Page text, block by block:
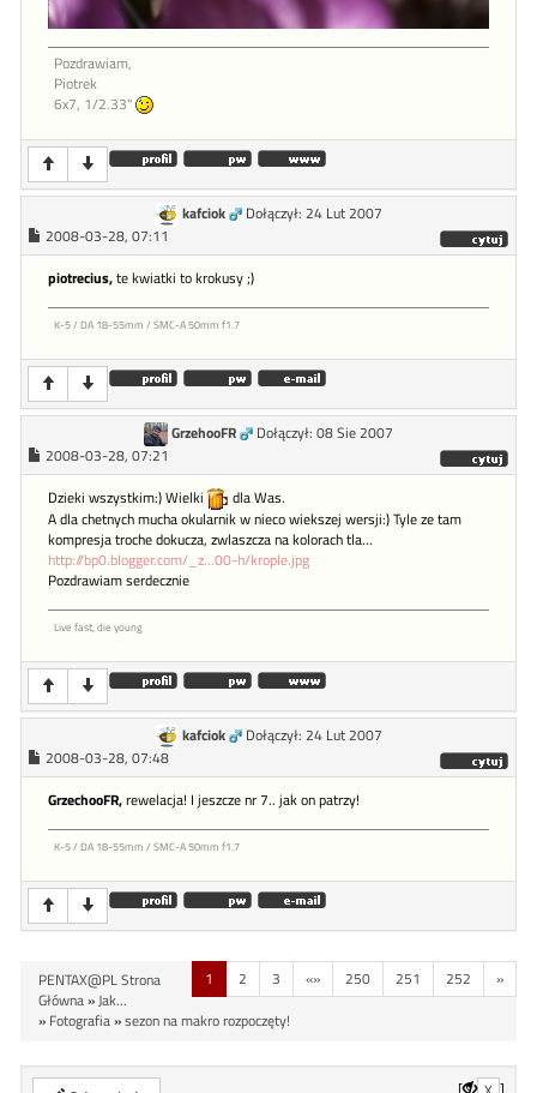
Pozdrawiam,
Piotrek
6x7, 1/2.33"
kafciok
Dołączył: 24 Lut 2007
2008-03-28, 07:11
piotrecius,te kwiatki to krokusy ;)
K-5 / DA 18-55mm / SMC-A 50mm f1.7
GrzehooFR
Dołączył: 08 Sie 2007
2008-03-28, 07:21
Dzieki wszystkim:) Wielki
dla Was.
A dla chetnych mucha okularnik w nieco wiekszej wersji:) Tyle ze tam
kompresja troche dokucza, zwlaszcza na kolorach tla...
http://bp0.blogger.com/_z...00-h/krople.jpg
Pozdrawiam serdecznie
Live fast, die young
kafciok
Dołączył: 24 Lut 2007
2008-03-28, 07:48
GrzechooFR,rewelacja! I jeszcze nr 7.. jak on patrzy!
K-5 / DA 18-55mm / SMC-A 50mm f1.7
1 2 3 «» 250 251 252 »
PENTAX@PL Strona
Główna»Jak...
» Fotografia»sezon na makro rozpoczęty!